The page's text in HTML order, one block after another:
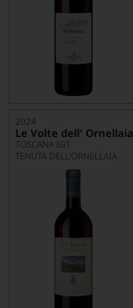
2024
Le Volte dell' Ornellaia
TOSCANA IGT
TENUTA DELL'ORNELLAIA